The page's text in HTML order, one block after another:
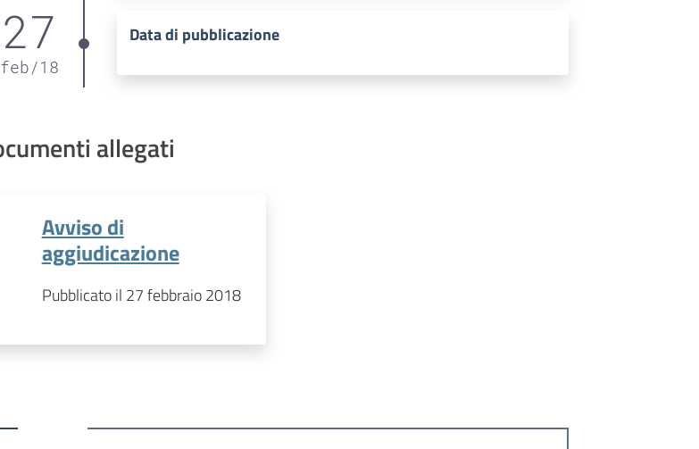
27
feb/18
Data di pubblicazione
allegati
Avviso di
aggiudicazione
Pubblicato il 27 febbraio 2018